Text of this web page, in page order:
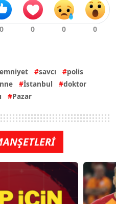
emniyet savcı
polis
İstanbul
doktor
Pazar